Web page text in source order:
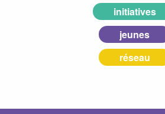
initiatives
jeunes
réseau